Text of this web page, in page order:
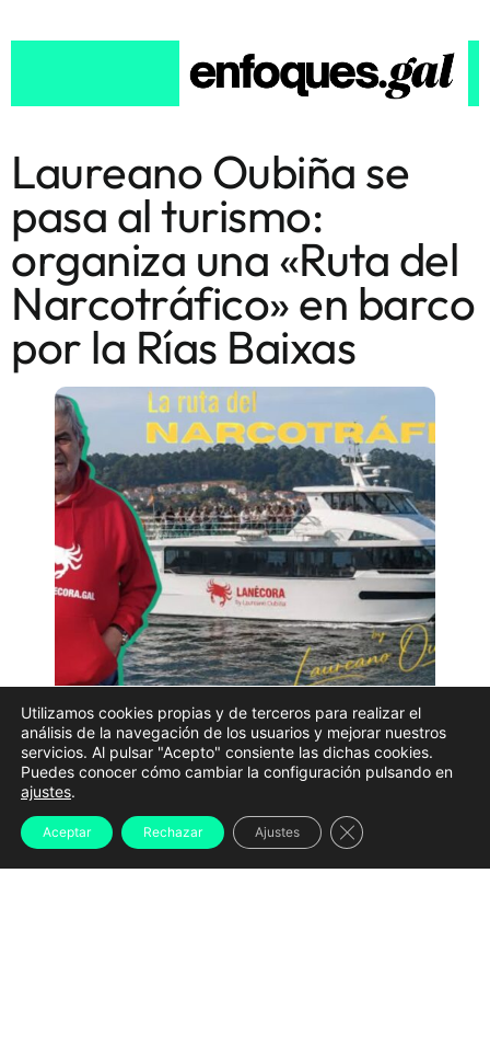
Laureano Oubiña se
pasa al turismo:
organiza una «Ruta del
Narcotráfico» en barco
por la Rías Baixas
Laurena Oubiña junto a 'La Nécora', el barco en el que
se desarrollará la "Ruta del Narcotráfico" por las Rías
Baixas | @LAUREANOOUBINAOFICIAL
El histórico contrabandista gallegoLaureano Oubiña
se ha lanzado al sector turístico con una propuesta no
Utilizamos cookies propias y de terceros para realizar el
análisis de la navegación de los usuarios y mejorar nuestros
servicios. Al pulsar "Acepto" consiente las dichas cookies.
Puedes conocer cómo cambiar la configuración pulsando en
ajustes.
Aceptar Rechazar Ajustes Cerrar el banner de